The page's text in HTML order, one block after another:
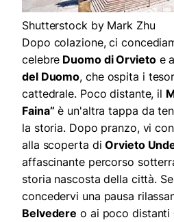
Shutterstock by Mark Zhu
Dopo colazione, ci
celebre Duomo di Orvietoe
del Duomo, che ospita i
cattedrale. Poco distante, il
Faina” è un'altra tappa da
la storia. Dopo pranzo, vi
alla scoperta diOrvieto
affascinante percorso
storia nascosta della città.
concedervi una pausa
Belvedere o ai poco distanti